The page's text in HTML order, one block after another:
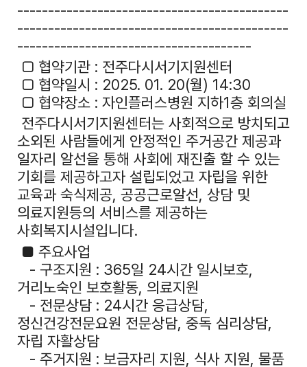
--------------------------------------------
--------------------------------------------
--------------------------------------
□ 협약기관 : 전주다시서기지원센터
□ 협약일시 : 2025. 01. 20(월) 14:30
□ 협약장소 : 자인플러스병원 지하1층 회의실
전주다시서기지원센터는 사회적으로 방치되고
소외된 사람들에게 안정적인 주거공간 제공과
일자리 알선을 통해 사회에 재진출 할 수 있는
기회를 제공하고자 설립되었고 자립을 위한
교육과 숙식제공, 공공근로알선, 상담 및
의료지원등의 서비스를 제공하는
사회복지시설입니다.
■ 주요사업
- 구조지원 : 365일 24시간 일시보호,
거리노숙인 보호활동, 의료지원
- 전문상담 : 24시간 응급상담,
정신건강전문요원 전문상담, 중독 심리상담,
자립 자활상담
- 주거지원 : 보금자리 지원, 식사 지원, 물품